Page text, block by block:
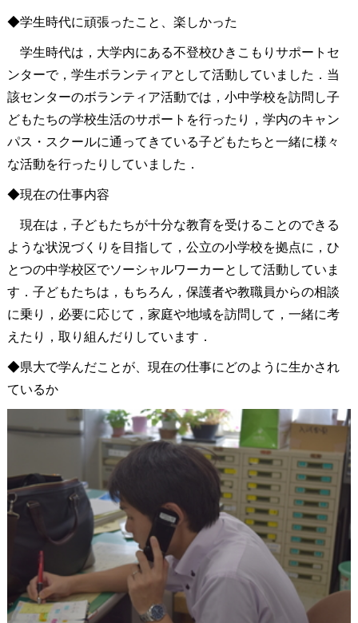
◆学生時代に頑張ったこと、楽しかった
学生時代は，大学内にある不登校ひきこもりサポートセ
ンターで，学生ボランティアとして活動していました．当
該センターのボランティア活動では，小中学校を訪問し子
どもたちの学校生活のサポートを行ったり，学内のキャン
パス・スクールに通ってきている子どもたちと一緒に様々
な活動を行ったりしていました．
◆現在の仕事内容
現在は，子どもたちが十分な教育を受けることのできる
ような状況づくりを目指して，公立の小学校を拠点に，ひ
とつの中学校区でソーシャルワーカーとして活動していま
す．子どもたちは，もちろん，保護者や教職員からの相談
に乗り，必要に応じて，家庭や地域を訪問して，一緒に考
えたり，取り組んだりしています．
◆県大で学んだことが、現在の仕事にどのように生かされ
ているか